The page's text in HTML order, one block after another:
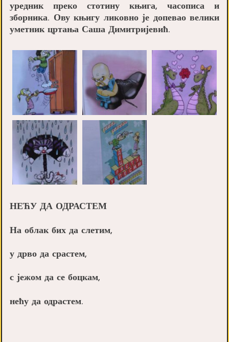
уредник преко стотину књига, часописа и
зборника. Ову књигу ликовно је допевао велики
уметник цртања Саша Димитријевић.
НЕЋУ ДА ОДРАСТЕМ
На облак бих да слетим,
у дрво да срастем,
с јежом да се боцкам,
нећу да одрастем.